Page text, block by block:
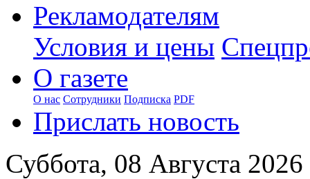
Рекламодателям
Условия и цены
О газете
О нас Сотрудники Подписка PDF
Прислать новость
Суббота, 08 Августа 2026